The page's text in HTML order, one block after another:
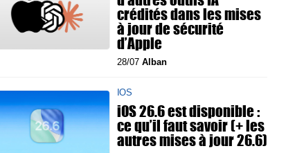
crédités dans les mises
à jour de sécurité
d’Apple
28/07 Alban
IOS
iOS 26.6 est disponible :
ce qu’il faut savoir (+ les
autres mises à jour 26.6)